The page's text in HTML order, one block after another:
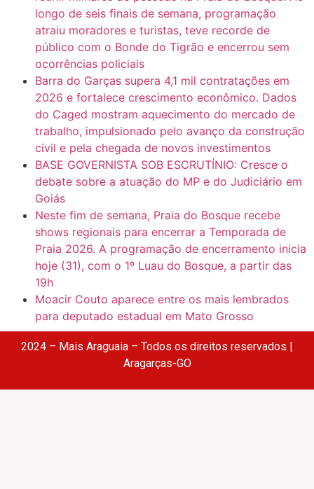
longo de seis finais de semana, programação
atraiu moradores e turistas, teve recorde de
público com o Bonde do Tigrão e encerrou sem
ocorrências policiais
Barra do Garças supera 4,1 mil contratações em
2026 e fortalece crescimento econômico. Dados
do Caged mostram aquecimento do mercado de
trabalho, impulsionado pelo avanço da construção
civil e pela chegada de novos investimentos
BASE GOVERNISTA SOB ESCRUTÍNIO: Cresce o
debate sobre a atuação do MP e do Judiciário em
Goiás
Neste fim de semana, Praia do Bosque recebe
shows regionais para encerrar a Temporada de
Praia 2026. A programação de encerramento inicia
hoje (31), com o 1º Luau do Bosque, a partir das
19h
Moacir Couto aparece entre os mais lembrados
para deputado estadual em Mato Grosso
2024 – Mais Araguaia – Todos os direitos reservados |
Aragarças-GO